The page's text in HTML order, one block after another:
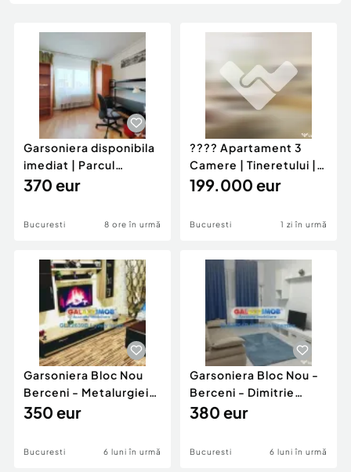
Animale de companie
Afaceri și echipamente profesionale
Inchiriere Bunuri si Vehicule
Piese auto si accesorii
Dacia Duster
Garsoniera disponibila
imediat | Parcul
Tineretului | Aproap
370 eur
Bucuresti 8 ore în urmă
???? Apartament 3
Camere | Tineretului |
Decomandat |Lângă
199.000 eur
Bucuresti 1 zi în urmă
Garsoniera Bloc Nou
Berceni - Metalurgiei
Park - Postalionul
350 eur
Bucuresti 6 luni în urmă
Garsoniera Bloc Nou -
Berceni - Dimitrie
Leonida
380 eur
Bucuresti 6 luni în urmă